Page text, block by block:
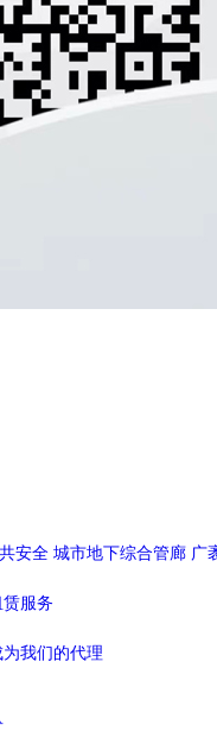
安全 城市地下综合管廊 广
服务
为我们的代理